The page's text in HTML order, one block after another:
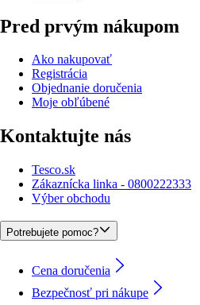
Pred prvým nákupom
Ako nakupovať
Registrácia
Objednanie doručenia
Moje obľúbené
Kontaktujte nás
Tesco.sk
Zákaznícka linka - 0800222333
Výber obchodu
Potrebujete pomoc?
Cena doručenia
Bezpečnosť pri nákupe